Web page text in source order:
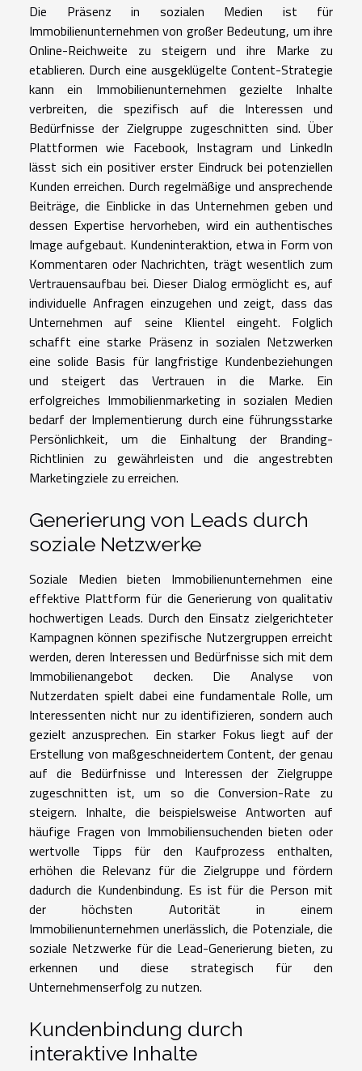
Die Präsenz in sozialen Medien ist für
Immobilienunternehmen von großer Bedeutung, um ihre
Online-Reichweite zu steigern und ihre Marke zu
etablieren. Durch eine ausgeklügelte Content-Strategie
kann ein Immobilienunternehmen gezielte Inhalte
verbreiten, die spezifisch auf die Interessen und
Bedürfnisse der Zielgruppe zugeschnitten sind. Über
Plattformen wie Facebook, Instagram und LinkedIn
lässt sich ein positiver erster Eindruck bei potenziellen
Kunden erreichen. Durch regelmäßige und ansprechende
Beiträge, die Einblicke in das Unternehmen geben und
dessen Expertise hervorheben, wird ein authentisches
Image aufgebaut. Kundeninteraktion, etwa in Form von
Kommentaren oder Nachrichten, trägt wesentlich zum
Vertrauensaufbau bei. Dieser Dialog ermöglicht es, auf
individuelle Anfragen einzugehen und zeigt, dass das
Unternehmen auf seine Klientel eingeht. Folglich
schafft eine starke Präsenz in sozialen Netzwerken
eine solide Basis für langfristige Kundenbeziehungen
und steigert das Vertrauen in die Marke. Ein
erfolgreiches Immobilienmarketing in sozialen Medien
bedarf der Implementierung durch eine führungsstarke
Persönlichkeit, um die Einhaltung der Branding-
Richtlinien zu gewährleisten und die angestrebten
Marketingziele zu erreichen.
Generierung von Leads durch
soziale Netzwerke
Soziale Medien bieten Immobilienunternehmen eine
effektive Plattform für die Generierung von qualitativ
hochwertigen Leads. Durch den Einsatz zielgerichteter
Kampagnen können spezifische Nutzergruppen erreicht
werden, deren Interessen und Bedürfnisse sich mit dem
Immobilienangebot decken. Die Analyse von
Nutzerdaten spielt dabei eine fundamentale Rolle, um
Interessenten nicht nur zu identifizieren, sondern auch
gezielt anzusprechen. Ein starker Fokus liegt auf der
Erstellung von maßgeschneidertem Content, der genau
auf die Bedürfnisse und Interessen der Zielgruppe
zugeschnitten ist, um so die Conversion-Rate zu
steigern. Inhalte, die beispielsweise Antworten auf
häufige Fragen von Immobiliensuchenden bieten oder
wertvolle Tipps für den Kaufprozess enthalten,
erhöhen die Relevanz für die Zielgruppe und fördern
dadurch die Kundenbindung. Es ist für die Person mit
der höchsten Autorität in einem
Immobilienunternehmen unerlässlich, die Potenziale, die
soziale Netzwerke für die Lead-Generierung bieten, zu
erkennen und diese strategisch für den
Unternehmenserfolg zu nutzen.
Kundenbindung durch
interaktive Inhalte